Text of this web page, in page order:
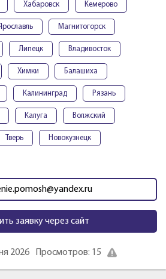
Хабаровск Кемерово
Магнитогорск
Липецк Владивосток
Химки Балашиха
Калининград Рязань
Калуга Волжский
Тверь Новокузнецк
заявку через сайт
2026 Просмотров: 15